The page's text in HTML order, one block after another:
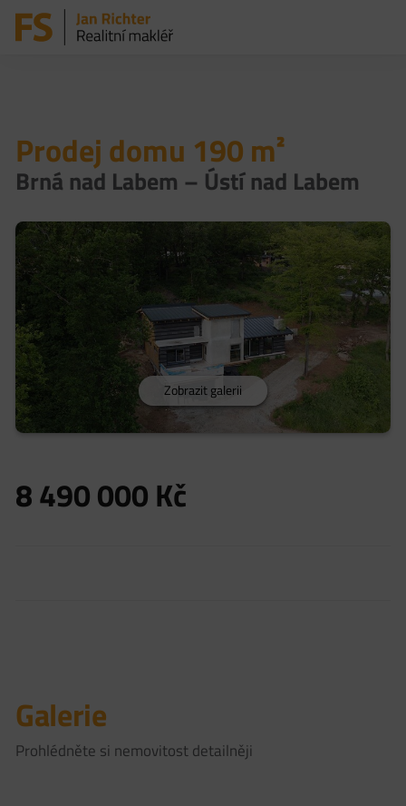
Prodej domu 190 m²
Brná nad Labem – Ústí nad Labem
Zobrazit galerii
8 490 000Kč
Galerie
Prohlédněte si nemovitost detailněji